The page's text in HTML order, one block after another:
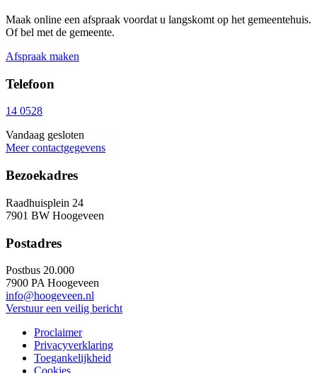
Maak online een afspraak voordat u langskomt op het gemeentehuis.
Of bel met de gemeente.
Afspraak maken
Telefoon
14 0528
Vandaag gesloten
Meer contactgegevens
Bezoekadres
Raadhuisplein 24
7901 BW Hoogeveen
Postadres
Postbus 20.000
7900 PA Hoogeveen
info@hoogeveen.nl
Verstuur een veilig bericht
Proclaimer
Privacyverklaring
Toegankelijkheid